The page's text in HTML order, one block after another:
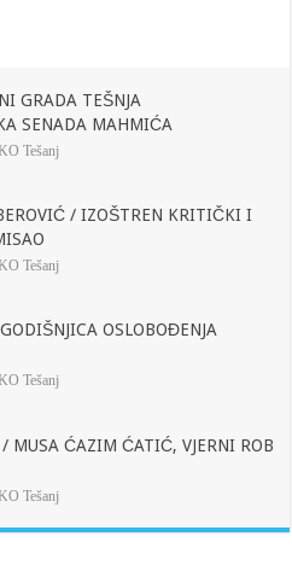
GRADA TEŠNJA
SENADA MAHMIĆA
Tešanj
/ IZOŠTREN KRITIČKI I
Tešanj
OSLOBOĐENJA
Tešanj
MUSA ĆAZIM ĆATIĆ, VJERNI ROB
Tešanj